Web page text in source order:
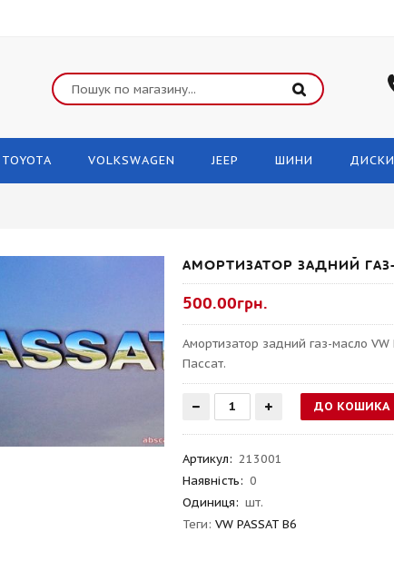
TOYOTA VOLKSWAGEN JEEP ШИНИ ДИСКИ
АМОРТИЗАТОР ЗАДНИЙ
500.00грн.
Амортизатор задний газ-масло
Пассат.
Артикул: 213001
Наявність: 0
Одиниця: шт.
Теги:VW PASSAT B6